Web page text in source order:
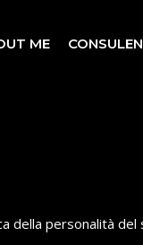
ME
della personalità